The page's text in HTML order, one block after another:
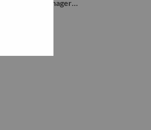
Industry Business Development Manager (NECPC)
,